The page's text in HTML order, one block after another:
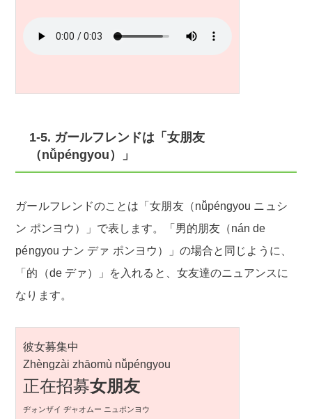
1-5. ガールフレンドは「女朋友
（nǚpéngyou）」
ガールフレンドのことは「女朋友（nǚpéngyou ニュシ
ン ポンヨウ）」で表します。「男的朋友（nán de
péngyou ナン デァ ポンヨウ）」の場合と同じように、
「的（de デァ）」を入れると、女友達のニュアンスに
なります。
彼女募集中
Zhèngzài zhāomù nǚpéngyou
正在招募女朋友
ヂォンザイ ヂャオムー ニュポンヨウ